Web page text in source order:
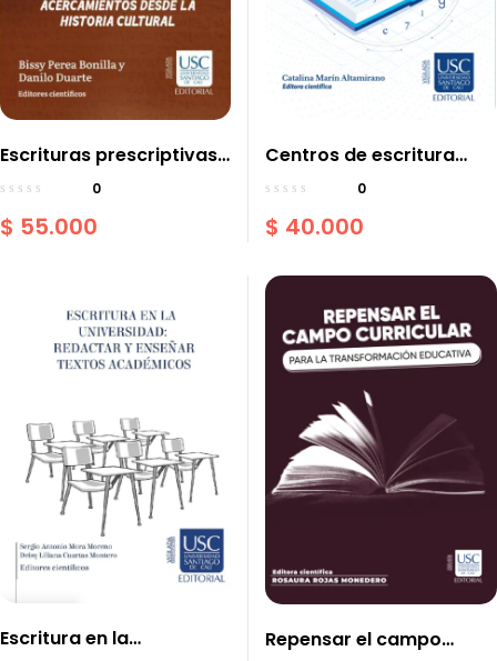
Escrituras prescriptivas :
Acercamientos desde la
0
$ 55.000
Centros de escritura
universitarios: una
permanencia estudiantil
0
$ 40.000
Escritura en la
Repensar el campo